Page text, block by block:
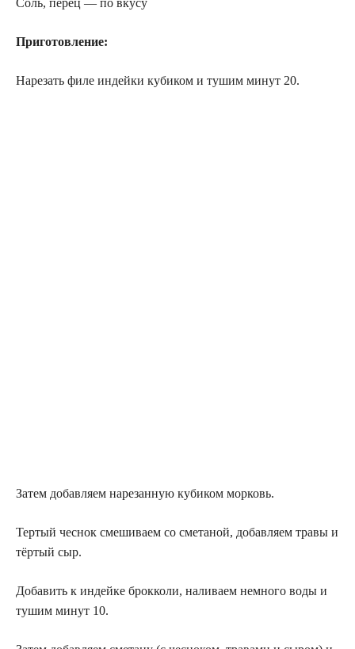
Соль, перец — по вкусу
Приготовление:
Нарезать филе индейки кубиком и тушим минут 20.
Затем добавляем нарезанную кубиком морковь.
Тертый чеснок смешиваем со сметаной, добавляем травы и
тёртый сыр.
Добавить к индейке брокколи, наливаем немного воды и
тушим минут 10.